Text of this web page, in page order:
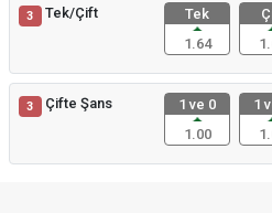
3 Tek/Çift
Tek
1.64
3 Çifte Şans
1 ve 0
1.00
1